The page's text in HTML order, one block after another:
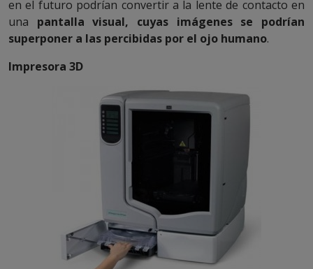
en el futuro podrían convertir a la lente de contacto en
una pantalla visual, cuyas imágenes se podrían
superponer a las percibidas por el ojo humano.
Impresora 3D